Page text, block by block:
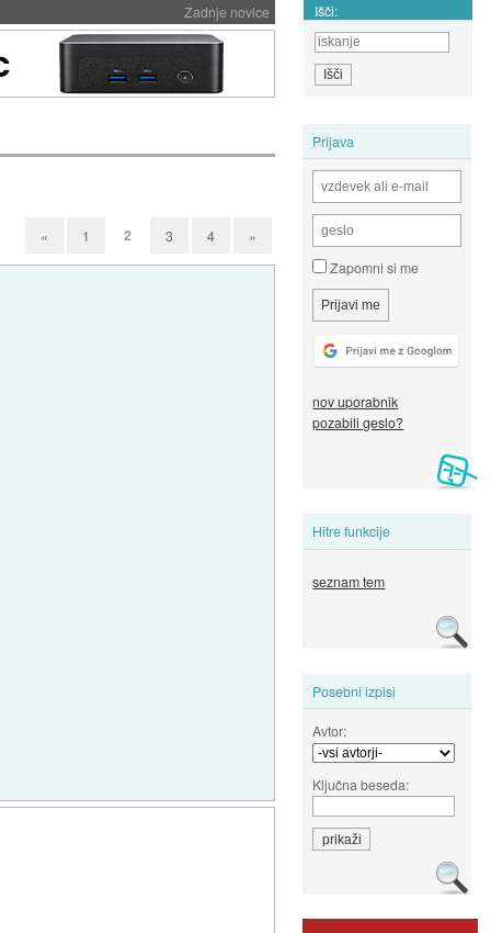
Zadnje novice Išči:
Prijava
Zapomni si me
nov uporabnik
pozabili geslo?
Hitre funkcije
seznam tem
Posebni izpisi
Avtor:
Ključna beseda:
« 1 2 3 4 »